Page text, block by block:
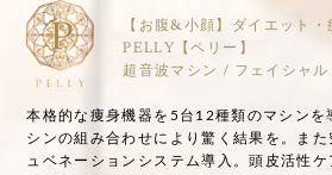
【お腹&小顔】ダイエット
PELLY【ペリー】
超音波マシン / フェイシャル
本格的な痩身機器を5台12種類のマシンを
シンの組み合わせにより驚く結果を。ま
ュベネーションシステム導入。頭皮活性